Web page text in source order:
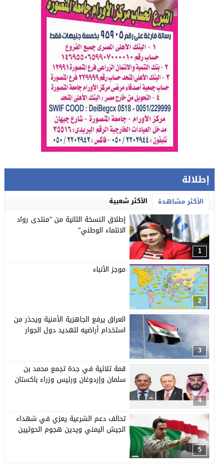
إطلالة
الأكثر مشاهدة الأكثر شعبية
1
إطلاق النسخة الثانية من “منتدى رواد
الانتماء الوطني”
2
موجز الأنباء
3
العراق يرفع الجاهزية الأمنية ويحذر من
استخدام أراضيه لتهديد دول الجوار
4
قمة ثلاثية في جدة تجمع محمد بن
سلمان وإردوغان ورئيس وزراء باكستان
5
تحالف دعم الشرعية يعزي في شهداء
الجيش اليمني ويدين هجوم الحوثيين